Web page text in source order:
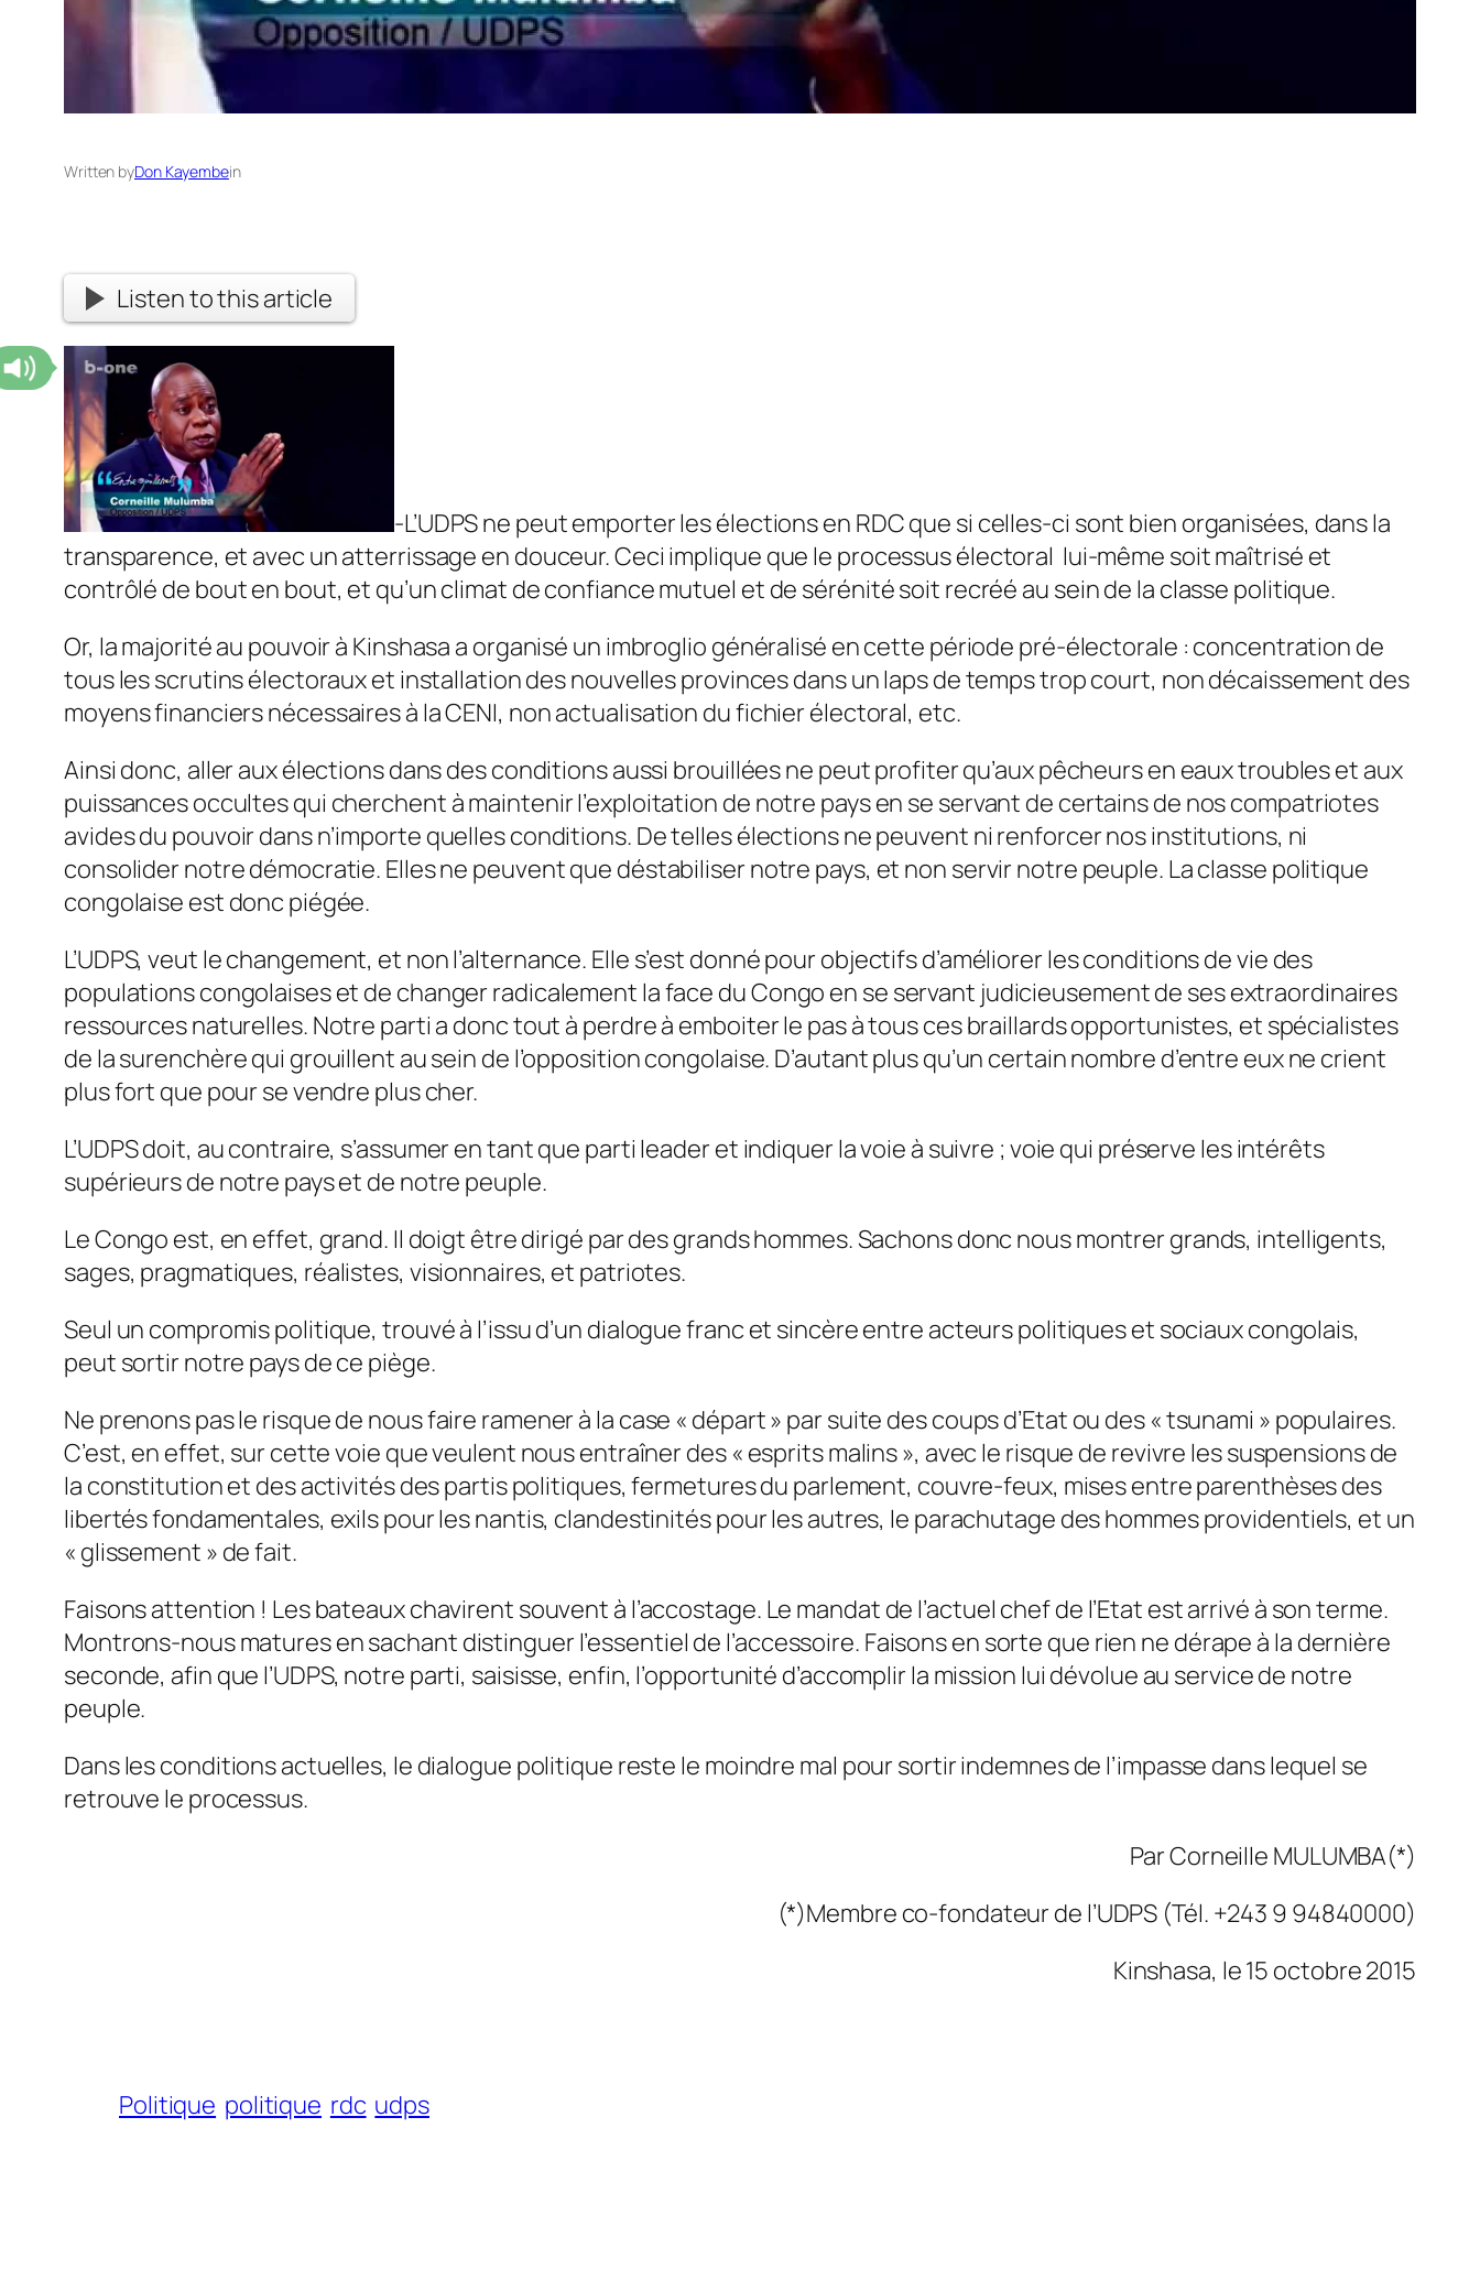
Written byDon Kayembein
Listen to this article
-L’UDPS ne peut emporter les élections en RDC que si celles-ci sont bien organisées, dans la
transparence, et avec un atterrissage en douceur. Ceci implique que le processus électoral lui-même soit maîtrisé et
contrôlé de bout en bout, et qu’un climat de confiance mutuel et de sérénité soit recréé au sein de la classe politique.
Or, la majorité au pouvoir à Kinshasa a organisé un imbroglio généralisé en cette période pré-électorale : concentration de
tous les scrutins électoraux et installation des nouvelles provinces dans un laps de temps trop court, non décaissement des
moyens financiers nécessaires à la CENI, non actualisation du fichier électoral, etc.
Ainsi donc, aller aux élections dans des conditions aussi brouillées ne peut profiter qu’aux pêcheurs en eaux troubles et aux
puissances occultes qui cherchent à maintenir l’exploitation de notre pays en se servant de certains de nos compatriotes
avides du pouvoir dans n’importe quelles conditions. De telles élections ne peuvent ni renforcer nos institutions, ni
consolider notre démocratie. Elles ne peuvent que déstabiliser notre pays, et non servir notre peuple. La classe politique
congolaise est donc piégée.
L’UDPS, veut le changement, et non l’alternance. Elle s’est donné pour objectifs d’améliorer les conditions de vie des
populations congolaises et de changer radicalement la face du Congo en se servant judicieusement de ses extraordinaires
ressources naturelles. Notre parti a donc tout à perdre à emboiter le pas à tous ces braillards opportunistes, et spécialistes
de la surenchère qui grouillent au sein de l’opposition congolaise. D’autant plus qu’un certain nombre d’entre eux ne crient
plus fort que pour se vendre plus cher.
L’UDPS doit, au contraire, s’assumer en tant que parti leader et indiquer la voie à suivre ; voie qui préserve les intérêts
supérieurs de notre pays et de notre peuple.
Le Congo est, en effet, grand. Il doigt être dirigé par des grands hommes. Sachons donc nous montrer grands, intelligents,
sages, pragmatiques, réalistes, visionnaires, et patriotes.
Seul un compromis politique, trouvé à l’issu d’un dialogue franc et sincère entre acteurs politiques et sociaux congolais,
peut sortir notre pays de ce piège.
Ne prenons pas le risque de nous faire ramener à la case « départ » par suite des coups d’Etat ou des « tsunami » populaires.
C’est, en effet, sur cette voie que veulent nous entraîner des « esprits malins », avec le risque de revivre les suspensions de
la constitution et des activités des partis politiques, fermetures du parlement, couvre-feux, mises entre parenthèses des
libertés fondamentales, exils pour les nantis, clandestinités pour les autres, le parachutage des hommes providentiels, et un
« glissement » de fait.
Faisons attention ! Les bateaux chavirent souvent à l’accostage. Le mandat de l’actuel chef de l’Etat est arrivé à son terme.
Montrons-nous matures en sachant distinguer l’essentiel de l’accessoire. Faisons en sorte que rien ne dérape à la dernière
seconde, afin que l’UDPS, notre parti, saisisse, enfin, l’opportunité d’accomplir la mission lui dévolue au service de notre
peuple.
Dans les conditions actuelles, le dialogue politique reste le moindre mal pour sortir indemnes de l’impasse dans lequel se
retrouve le processus.
Par Corneille MULUMBA(*)
(*)Membre co-fondateur de l’UDPS (Tél. +243 9 94840000)
Kinshasa, le 15 octobre 2015
Politique politique rdc udps